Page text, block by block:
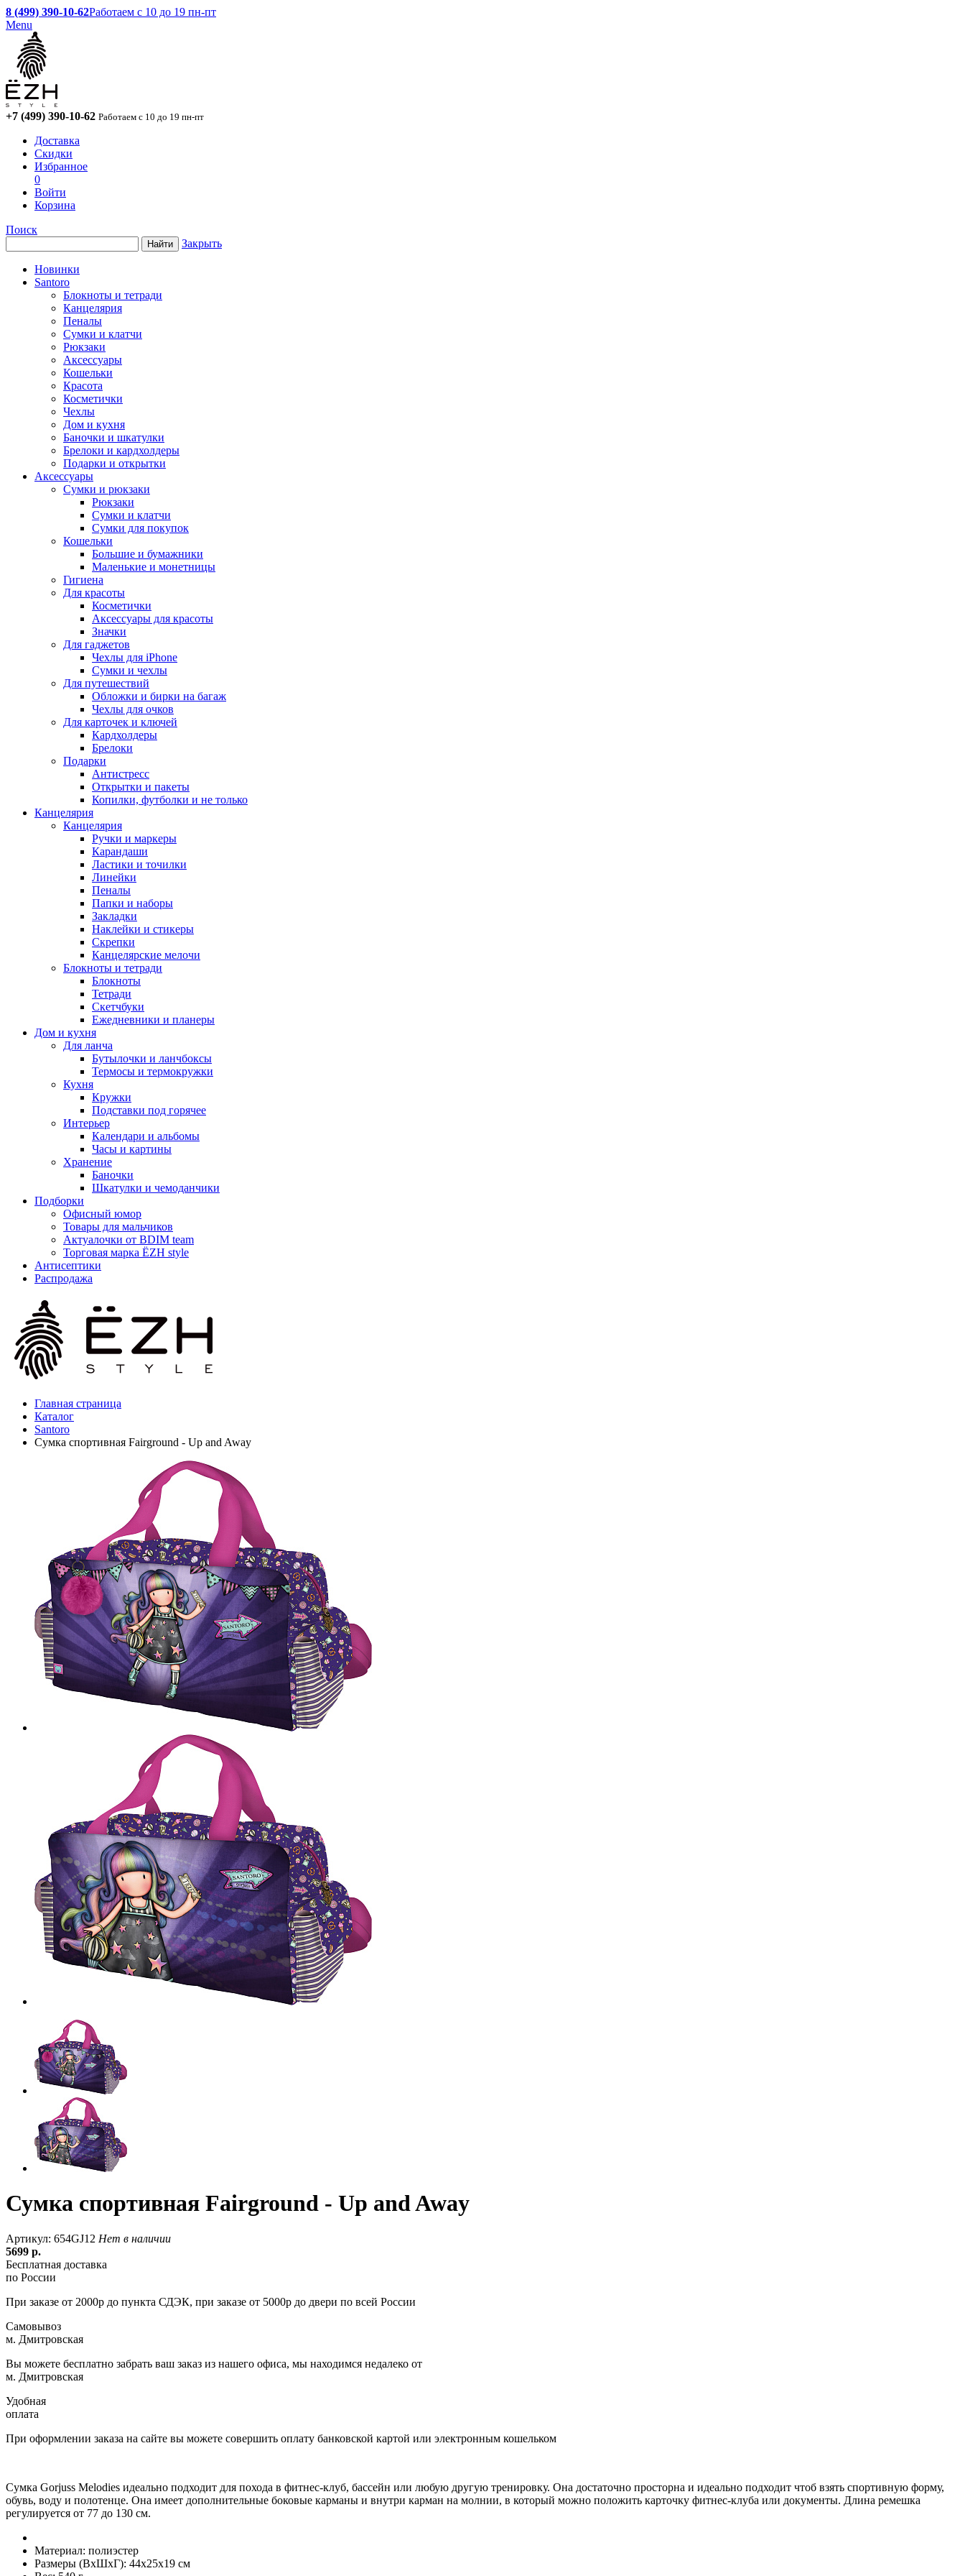
8 (499) 390-10-62Работаем с 10 до 19 пн-пт
Menu
+7 (499) 390-10-62 Работаем с 10 до 19 пн-пт
Доставка
Скидки
Избранное
0
Войти
Корзина
Поиск
Закрыть
Новинки
Santoro
Блокноты и тетради
Канцелярия
Пеналы
Сумки и клатчи
Рюкзаки
Аксессуары
Кошельки
Красота
Косметички
Чехлы
Дом и кухня
Баночки и шкатулки
Брелоки и кардхолдеры
Подарки и открытки
Аксессуары
Сумки и рюкзаки
Рюкзаки
Сумки и клатчи
Сумки для покупок
Кошельки
Большие и бумажники
Маленькие и монетницы
Гигиена
Для красоты
Косметички
Аксессуары для красоты
Значки
Для гаджетов
Чехлы для iPhone
Сумки и чехлы
Для путешествий
Обложки и бирки на багаж
Чехлы для очков
Для карточек и ключей
Кардхолдеры
Брелоки
Подарки
Антистресс
Открытки и пакеты
Копилки, футболки и не только
Канцелярия
Канцелярия
Ручки и маркеры
Карандаши
Ластики и точилки
Линейки
Пеналы
Папки и наборы
Закладки
Наклейки и стикеры
Скрепки
Канцелярские мелочи
Блокноты и тетради
Блокноты
Тетради
Скетчбуки
Ежедневники и планеры
Дом и кухня
Для ланча
Бутылочки и ланчбоксы
Термосы и термокружки
Кухня
Кружки
Подставки под горячее
Интерьер
Календари и альбомы
Часы и картины
Хранение
Баночки
Шкатулки и чемоданчики
Подборки
Офисный юмор
Товары для мальчиков
Актуалочки от BDIM team
Торговая марка ЁZH style
Антисептики
Распродажа
Главная страница
Каталог
Santoro
Сумка спортивная Fairground - Up and Away
Сумка спортивная Fairground - Up and Away
Артикул: 654GJ12 Нет в наличии
5699 р.
Бесплатная доставка
по России
При заказе от 2000р до пункта СДЭК, при заказе от 5000р до двери по всей России
Самовывоз
м. Дмитровская
Вы можете бесплатно забрать ваш заказ из нашего офиса, мы находимся недалеко от
м. Дмитровская
Удобная
оплата
При оформлении заказа на сайте вы можете совершить оплату банковской картой или электронным кошельком
Сумка Gorjuss Melodies идеально подходит для похода в фитнес-клуб, бассейн или любую другую тренировку. Она достаточно просторна и идеально подходит чтоб взять спортивную форму,
обувь, воду и полотенце. Она имеет дополнительные боковые карманы и внутри карман на молнии, в который можно положить карточку фитнес-клуба или документы. Длина ремешка
регулируется от 77 до 130 см.
Материал: полиэстер
Размеры (ВxШxГ): 44x25x19 см